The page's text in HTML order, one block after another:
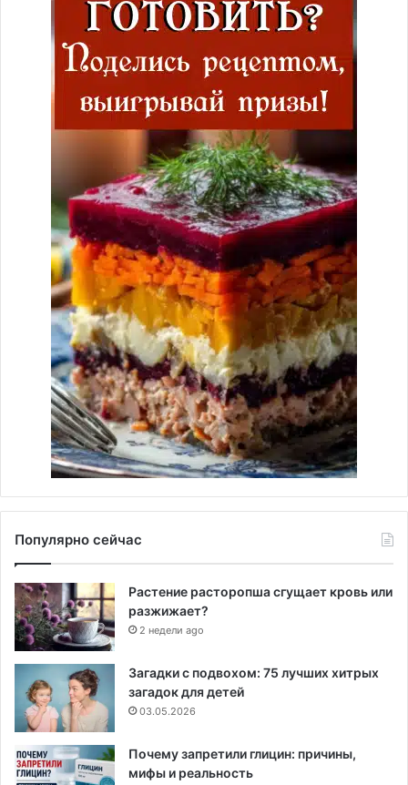
Популярно сейчас
Растение расторопша сгущает кровь или
разжижает?
2 недели ago
Загадки с подвохом: 75 лучших хитрых
загадок для детей
03.05.2026
Почему запретили глицин: причины,
мифы и реальность